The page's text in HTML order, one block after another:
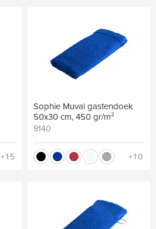
+15
Sophie Muval gastendoek
50x30 cm, 450 gr/m²
9140
+10